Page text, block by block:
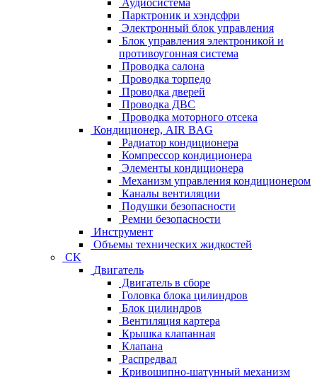
Аудиосистема
Парктроник и хэндсфри
Электронный блок управления
Блок управления электроникой и
противоугонная система
Проводка салона
Проводка торпедо
Проводка дверей
Проводка ДВС
Проводка моторного отсека
Кондиционер, AIR BAG
Радиатор кондиционера
Компрессор кондиционера
Элементы кондиционера
Механизм управления кондиционером
Каналы вентиляции
Подушки безопасности
Ремни безопасности
Инструмент
Объемы технических жидкостей
CK
Двигатель
Двигатель в сборе
Головка блока цилиндров
Блок цилиндров
Вентиляция картера
Крышка клапанная
Клапана
Распредвал
Кривошипно-шатунный механизм